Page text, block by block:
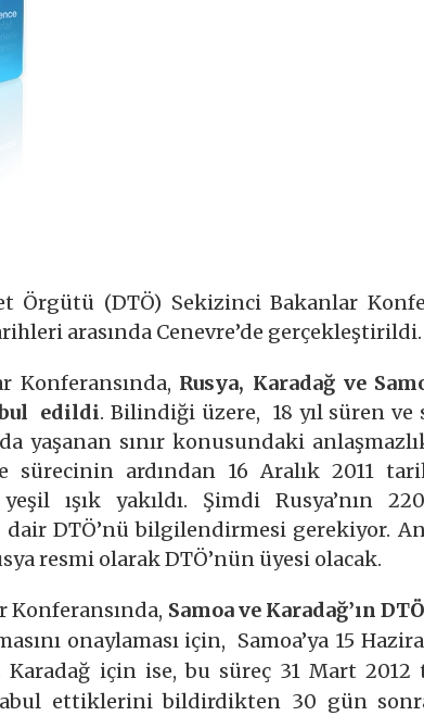
Örgütü (DTÖ) Sekizinci Bakanlar
arasında Cenevre’de gerçekleştirildi.
Konferansında, Rusya, Karadağ ve
edildi. Bilindiği üzere, 18 yıl süren ve
yaşanan sınır konusundaki
sürecinin ardından 16 Aralık 2011
ışık yakıldı. Şimdi Rusya’nın
dair DTÖ’nü bilgilendirmesi gerekiyor.
resmi olarak DTÖ’nün üyesi olacak.
Konferansında, Samoa ve Karadağ’ın
onaylaması için, Samoa’ya 15
Karadağ için ise, bu süreç 31 Mart
ettiklerini bildirdikten 30 gün